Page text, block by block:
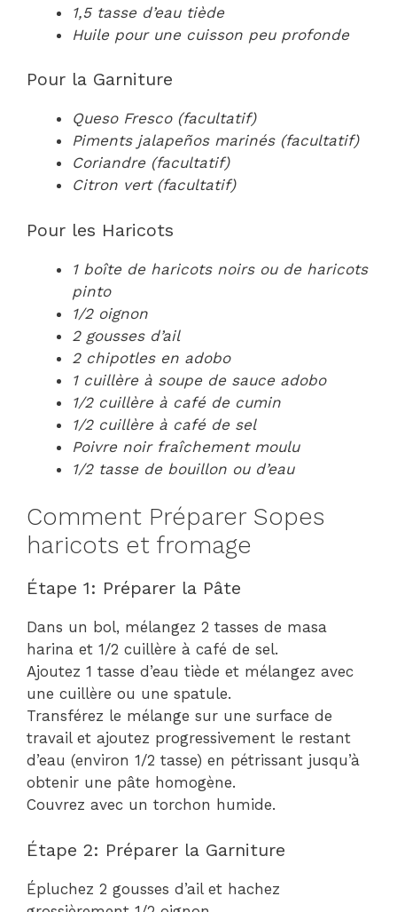
1,5 tasse d’eau tiède
Huile pour une cuisson peu profonde
Pour la Garniture
Queso Fresco (facultatif)
Piments jalapeños marinés (facultatif)
Coriandre (facultatif)
Citron vert (facultatif)
Pour les Haricots
1 boîte de haricots noirs ou de haricots
pinto
1/2 oignon
2 gousses d’ail
2 chipotles en adobo
1 cuillère à soupe de sauce adobo
1/2 cuillère à café de cumin
1/2 cuillère à café de sel
Poivre noir fraîchement moulu
1/2 tasse de bouillon ou d’eau
Comment Préparer Sopes
haricots et fromage
Étape 1: Préparer la Pâte
Dans un bol, mélangez 2 tasses de masa
harina et 1/2 cuillère à café de sel.
Ajoutez 1 tasse d’eau tiède et mélangez avec
une cuillère ou une spatule.
Transférez le mélange sur une surface de
travail et ajoutez progressivement le restant
d’eau (environ 1/2 tasse) en pétrissant jusqu’à
obtenir une pâte homogène.
Couvrez avec un torchon humide.
Étape 2: Préparer la Garniture
Épluchez 2 gousses d’ail et hachez